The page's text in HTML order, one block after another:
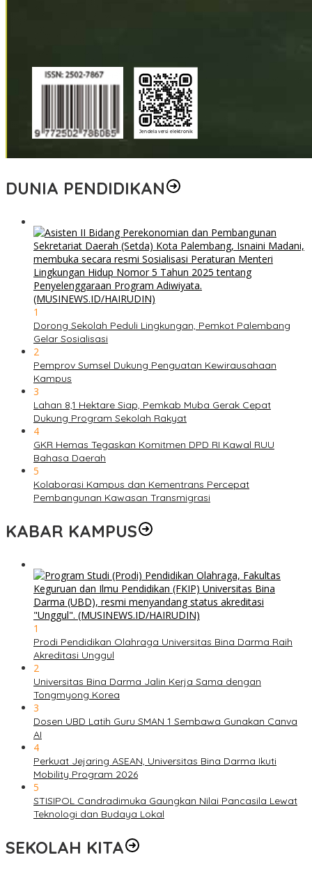
DUNIA PENDIDIKAN
1
Dorong Sekolah Peduli Lingkungan, Pemkot Palembang
Gelar Sosialisasi
2
Pemprov Sumsel Dukung Penguatan Kewirausahaan
Kampus
3
Lahan 8,1 Hektare Siap, Pemkab Muba Gerak Cepat
Dukung Program Sekolah Rakyat
4
GKR Hemas Tegaskan Komitmen DPD RI Kawal RUU
Bahasa Daerah
5
Kolaborasi Kampus dan Kementrans Percepat
Pembangunan Kawasan Transmigrasi
KABAR KAMPUS
1
Prodi Pendidikan Olahraga Universitas Bina Darma Raih
Akreditasi Unggul
2
Universitas Bina Darma Jalin Kerja Sama dengan
Tongmyong Korea
3
Dosen UBD Latih Guru SMAN 1 Sembawa Gunakan Canva
AI
4
Perkuat Jejaring ASEAN, Universitas Bina Darma Ikuti
Mobility Program 2026
5
STISIPOL Candradimuka Gaungkan Nilai Pancasila Lewat
Teknologi dan Budaya Lokal
SEKOLAH KITA